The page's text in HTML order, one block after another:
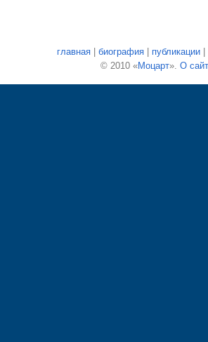
главная| биография| публикации|
© 2010 «Моцарт». О